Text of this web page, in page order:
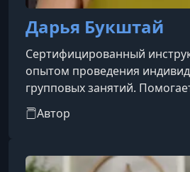
Дарья Букштай
Сертифицированный
опытом проведения
групповых занятий.
гибкость, силу,
баланс, адаптируя практику
Автор